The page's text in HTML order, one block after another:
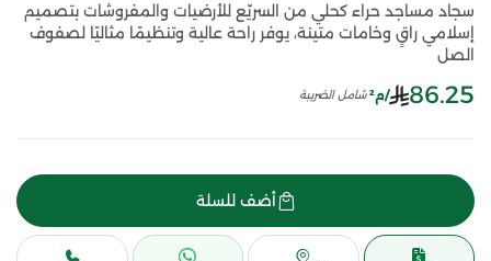
سجاد مساجد حراء كحلي من السريّع للأرضيات والمفروشات بتصميم
إسلامي راقٍ وخامات متينة، يوفر راحة عالية وتنظيمًا مثاليًا لصفوف
الصل
86.25 /م² شامل الضريبة
أضف للسلة